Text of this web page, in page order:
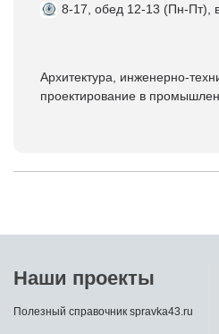
8-17, обед 12-13 (Пн-Пт),
Архитектура, инженерно-
проектирование в
Наши проекты
Полезный справочник spravka43.ru